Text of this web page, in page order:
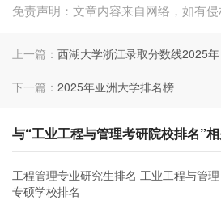
免责声明：文章内容来自网络，如有侵
上一篇： 西湖大学浙江录取分数线2025年
下一篇： 2025年亚洲大学排名榜
与“工业工程与管理考研院校排名”
工程管理专业研究生排名 工业工程与管理
专硕学校排名